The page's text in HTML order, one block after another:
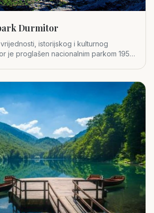
Durmitor
istorijskog i kulturnog
je proglašen nacionalnim parkom 1952.